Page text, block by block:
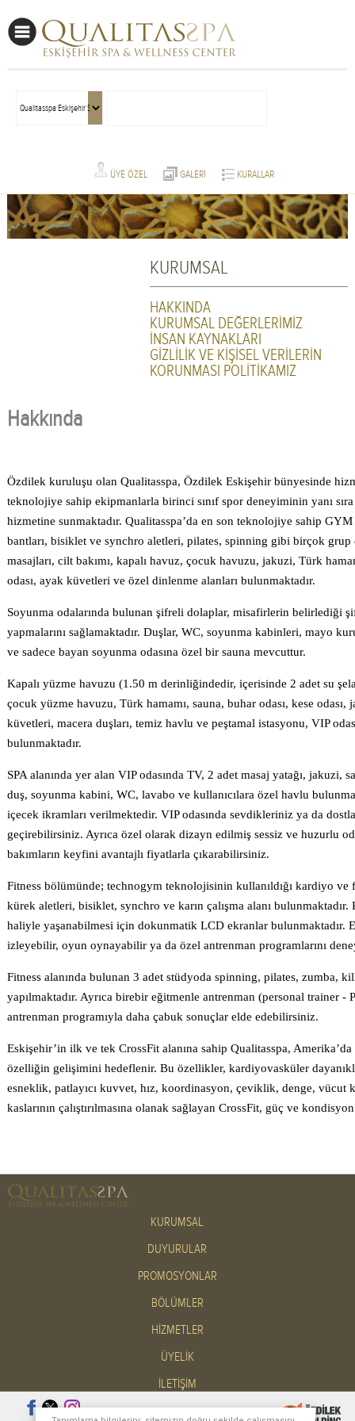
ÜYE ÖZEL GALERİ KURALLAR
KURUMSAL
HAKKINDA
KURUMSAL DEĞERLERİMİZ
İNSAN KAYNAKLARI
GİZLİLİK VE KİŞİSEL VERİLERİN
KORUNMASI POLİTİKAMIZ
Hakkında
Özdilek kuruluşu olan Qualitasspa, Özdilek Eskişehir bünyesinde
teknolojiye sahip ekipmanlarla birinci sınıf spor deneyiminin yanı
hizmetine sunmaktadır. Qualitasspa’da en son teknolojiye sahip
bantları, bisiklet ve synchro aletleri, pilates, spinning gibi birçok grup
masajları, cilt bakımı, kapalı havuz, çocuk havuzu, jakuzi, Türk
odası, ayak küvetleri ve özel dinlenme alanları bulunmaktadır.
Soyunma odalarında bulunan şifreli dolaplar, misafirlerin belirlediği
yapmalarını sağlamaktadır. Duşlar, WC, soyunma kabinleri, mayo
ve sadece bayan soyunma odasına özel bir sauna mevcuttur.
Kapalı yüzme havuzu (1.50 m derinliğindedir, içerisinde 2 adet su
çocuk yüzme havuzu, Türk hamamı, sauna, buhar odası, kese odası,
küvetleri, macera duşları, temiz havlu ve peştamal istasyonu, VIP
bulunmaktadır.
SPA alanında yer alan VIP odasında TV, 2 adet masaj yatağı, jakuzi,
duş, soyunma kabini, WC, lavabo ve kullanıcılara özel havlu
içecek ikramları verilmektedir. VIP odasında sevdikleriniz ya da
geçirebilirsiniz. Ayrıca özel olarak dizayn edilmiş sessiz ve huzurlu
bakımların keyfini avantajlı fiyatlarla çıkarabilirsiniz.
Fitness bölümünde; technogym teknolojisinin kullanıldığı kardiyo ve
kürek aletleri, bisiklet, synchro ve karın çalışma alanı
haliyle yaşanabilmesi için dokunmatik LCD ekranlar bulunmaktadır.
izleyebilir, oyun oynayabilir ya da özel antrenman programlarını
Fitness alanında bulunan 3 adet stüdyoda spinning, pilates, zumba,
yapılmaktadır. Ayrıca birebir eğitmenle antrenman (personal trainer -
antrenman programıyla daha çabuk sonuçlar elde edebilirsiniz.
Eskişehir’in ilk ve tek CrossFit alanına sahip Qualitasspa,
özelliğin gelişimini hedeflenir. Bu özellikler, kardiyovasküler
esneklik, patlayıcı kuvvet, hız, koordinasyon, çeviklik, denge, vücut
kaslarının çalıştırılmasına olanak sağlayan CrossFit, güç ve
KURUMSAL
DUYURULAR
PROMOSYONLAR
BÖLÜMLER
HİZMETLER
ÜYELİK
İLETİŞİM